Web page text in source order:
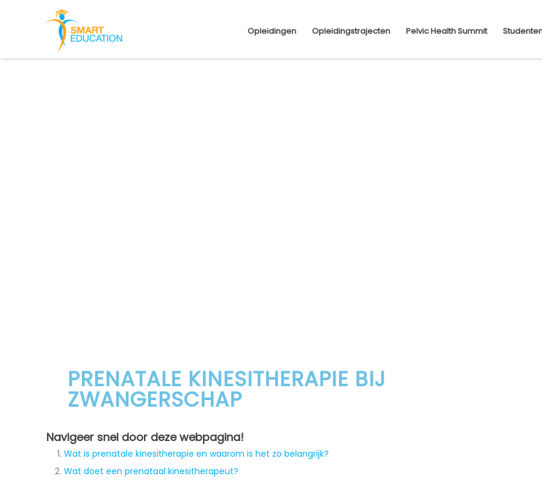
Opleidingen Opleidingstrajecten Pelvic Health Summit
PRENATALE KINESITHERAPIE BIJ
ZWANGERSCHAP
Navigeer snel door deze webpagina!
Wat is prenatale kinesitherapie en waarom is het zo belangrijk?
Wat doet een prenataal kinesitherapeut?